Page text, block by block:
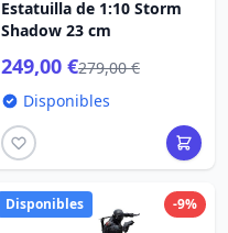
Estatuilla de 1:10 Storm
Shadow 23 cm
249,00 €279,00 €
Disponibles
-9%
Disponibles